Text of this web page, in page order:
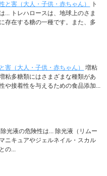
と害（大人・子供・赤ちゃん）
ト
... トレハロースは、地球上のさま
存在する糖の一種です。また、多
害（大人・子供・赤ちゃん）
増粘
粘多糖類にはさまざまな種類があ
や接着性を与えるための食品添加...
除光液の危険性は... 除光液（リムー
ニキュアやジェルネイル・スカル
の...